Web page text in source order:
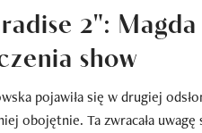
2": Magda
show
pojawiła się w drugiej
obojętnie. Ta zwracała